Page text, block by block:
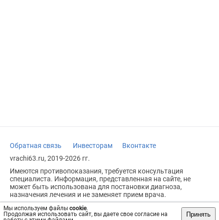
Мы используем файлы cookie.
Продолжая использовать сайт, вы даете свое согласие на
Принять
Обратная связь Инвесторам
Вконтакте
vrachi63.ru, 2019-2026 гг.
Имеются противопоказания, требуется консультация
специалиста. Информация, представленная на сайте, не
может быть использована для постановки диагноза,
назначения лечения и не заменяет прием врача.
Возрастное ограничение: 18+